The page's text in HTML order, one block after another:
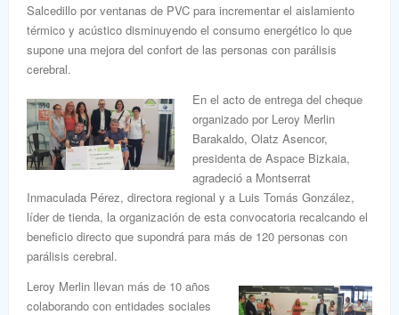
Salcedillo por ventanas de PVC para incrementar el aislamiento
térmico y acústico disminuyendo el consumo energético lo que
supone una mejora del confort de las personas con parálisis
cerebral.
En el acto de entrega del cheque
organizado por Leroy Merlin
Barakaldo, Olatz Asencor,
presidenta de Aspace Bizkaia,
agradeció a Montserrat
Inmaculada Pérez, directora regional y a Luis Tomás González,
líder de tienda, la organización de esta convocatoria recalcando el
beneficio directo que supondrá para más de 120 personas con
parálisis cerebral.
Leroy Merlin llevan más de 10 años
colaborando con entidades sociales